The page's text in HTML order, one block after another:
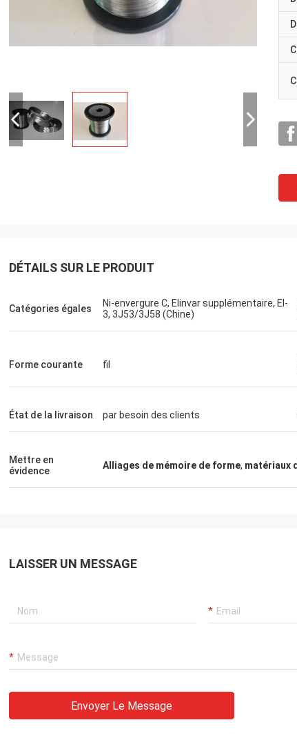
Weree de Daniel
Ont été la relation d'affaires pendant 3
cobalt de nickel !
DÉTAILS SUR LE PRODUIT
Catégories égales
Ni-envergure C, Elinvar supplémentaire, El-
3, 3J53/3J58 (Chine)
Forme courante fil
État de la livraison par besoin des clients
Mettre en
évidence
Alliages de mémoire de forme, matériaux
LAISSER UN MESSAGE
Envoyer Le Message